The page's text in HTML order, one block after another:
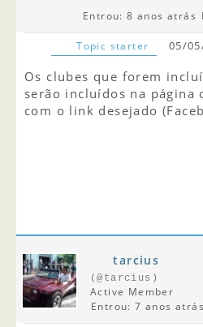
Entrou: 8 anos atrás
Topic starter 05/
Os clubes que forem
serão incluídos na página
com o link desejado
tarcius
(@tarcius)
Active Member
Entrou: 7 anos atrás